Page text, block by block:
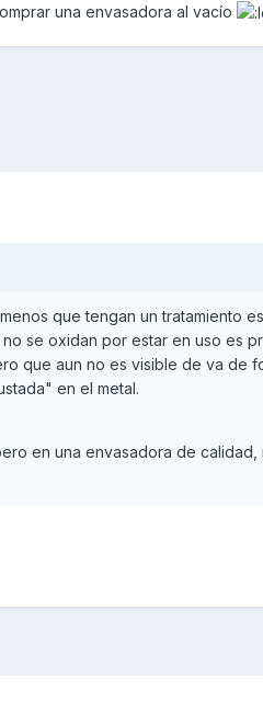
una envasadora al vacío
que tengan un tratamiento
se oxidan por estar en uso es
que aun no es visible de va de
en el metal.
en una envasadora de calidad,